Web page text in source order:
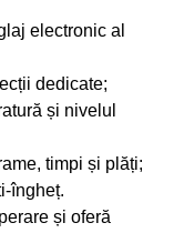
electronic al
dedicate;
și nivelul
timpi și plăți;
îngheț.
și oferă